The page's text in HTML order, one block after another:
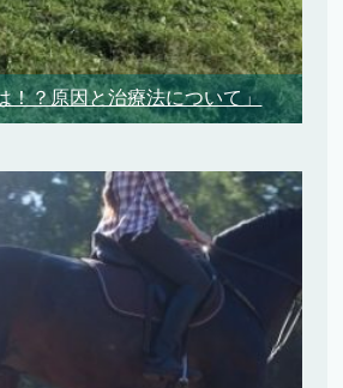
！？原因と治療法について」